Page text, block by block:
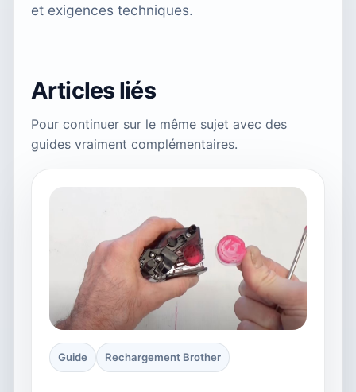
et exigences techniques.
Articles liés
Pour continuer sur le même sujet avec des
guides vraiment complémentaires.
Guide Rechargement Brother